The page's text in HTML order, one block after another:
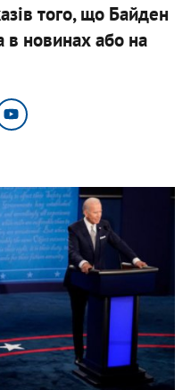
того, що Байден
в новинах або на